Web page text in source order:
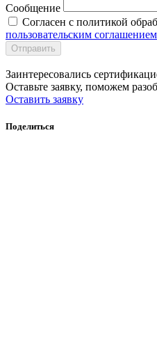
Сообщение
Согласен с политикой
пользовательским соглашением
Отправить
Заинтересовались
Оставьте заявку, поможем
Оставить заявку
Поделиться